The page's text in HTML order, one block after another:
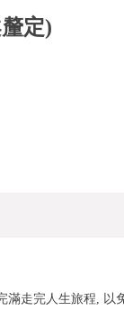
定)
滿走完人生旅程, 以